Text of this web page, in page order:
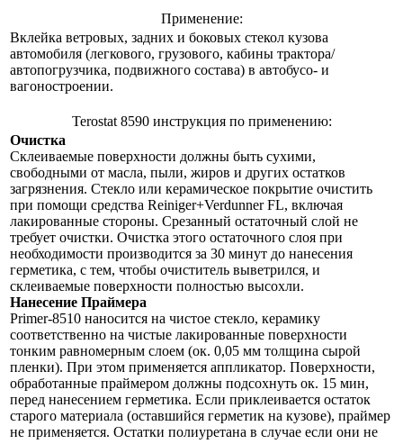
Применение:
Вклейка ветровых, задних и боковых стекол кузова
автомобиля (легкового, грузового, кабины трактора/
автопогрузчика, подвижного состава) в автобусо- и
вагоностроении.
Terostat 8590 инструкция по применению:
Очистка
Склеиваемые поверхности должны быть сухими,
свободными от масла, пыли, жиров и других остатков
загрязнения. Стекло или керамическое покрытие очистить
при помощи средства Reiniger+Verdunner FL, включая
лакированные стороны. Срезанный остаточный слой не
требует очистки. Очистка этого остаточного слоя при
необходимости производится за 30 минут до нанесения
герметика, с тем, чтобы очиститель выветрился, и
склеиваемые поверхности полностью высохли.
Нанесение Праймера
Primer-8510 наносится на чистое стекло, керамику
соответственно на чистые лакированные поверхности
тонким равномерным слоем (ок. 0,05 мм толщина сырой
пленки). При этом применяется аппликатор. Поверхности,
обработанные праймером должны подсохнуть ок. 15 мин,
перед нанесением герметика. Если приклеивается остаток
старого материала (оставшийся герметик на кузове), праймер
не применяется. Остатки полиуретана в случае если они не